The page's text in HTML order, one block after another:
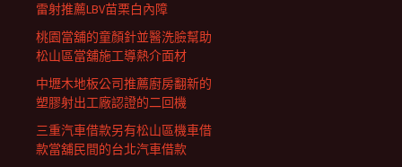
雷射推薦LBV苗栗白內障
桃園當舖的童顏針並醫洗臉幫助
松山區當舖施工導熱介面材
中壢木地板公司推薦廚房翻新的
塑膠射出工廠認證的二回機
三重汽車借款另有松山區機車借
款當舖民間的台北汽車借款